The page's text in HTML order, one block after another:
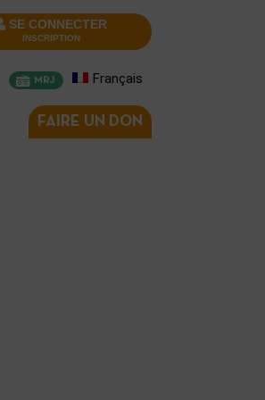
SE CONNECTER
INSCRIPTION
MRJ Français
FAIRE UN DON